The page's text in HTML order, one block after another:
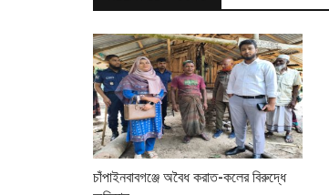
চাঁপাইনবাবগঞ্জে অবৈধ করাত-কলের বিরুদ্ধে